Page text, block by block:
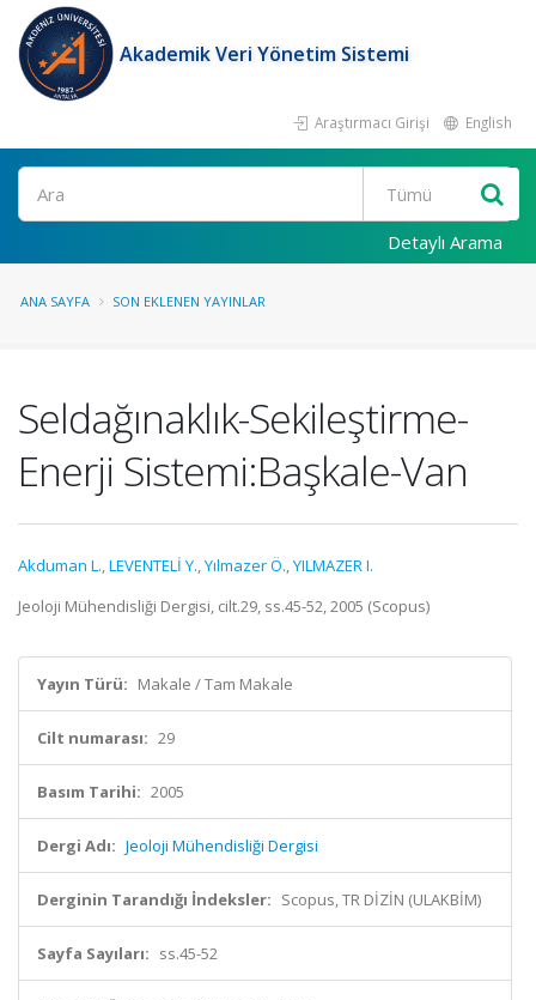
Akademik Veri Yönetim Sistemi
Araştırmacı Girişi English
Ara
Detaylı Arama
ANA SAYFA SON EKLENEN YAYINLAR
Seldağınaklık-Sekileştirme-
Enerji Sistemi:Başkale-Van
Akduman L.,LEVENTELİ Y.,Yılmazer Ö.,YILMAZER I.
Jeoloji Mühendisliği Dergisi, cilt.29, ss.45-52, 2005 (Scopus)
Yayın Türü: Makale / Tam Makale
Cilt numarası: 29
Basım Tarihi: 2005
Dergi Adı: Jeoloji Mühendisliği Dergisi
Derginin Tarandığı İndeksler: Scopus, TR DİZİN (ULAKBİM)
Sayfa Sayıları: ss.45-52